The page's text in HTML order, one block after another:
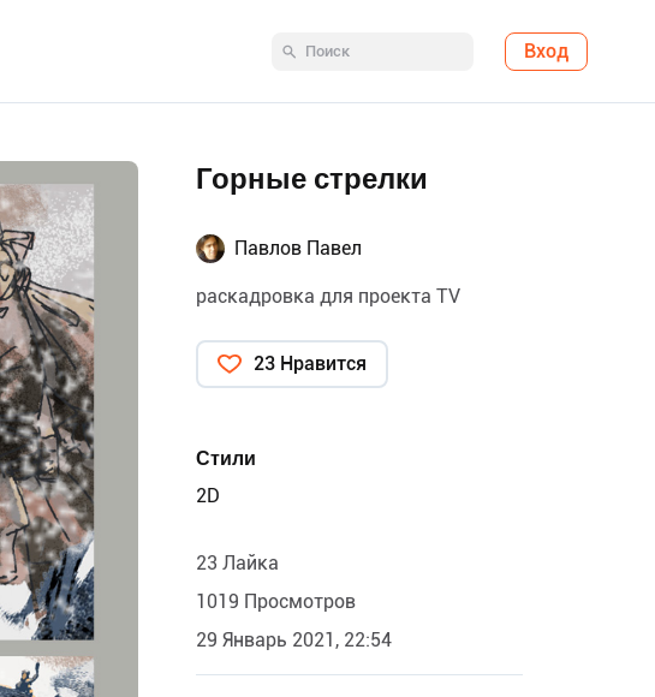
Вход
Горные стрелки
Павлов Павел
раскадровка для проекта TV
23 Нравится
Стили
2D
23 Лайка
1019 Просмотров
29 Январь 2021, 22:54